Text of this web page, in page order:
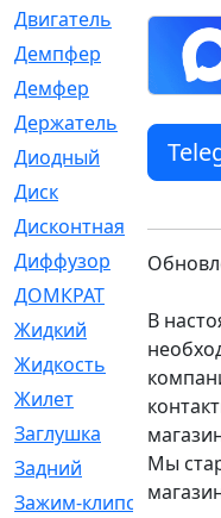
Двигатель
Демпфер
Демфер
Держатель
Диодный
Диск
Дисконтная
Диффузор
ДОМКРАТ
Жидкий
Жидкость
Жилет
Заглушка
Задний
Зажим-клипса
В
Мы